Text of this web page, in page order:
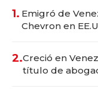
1. Emigró de
Chevron en
2.Creció en
título de